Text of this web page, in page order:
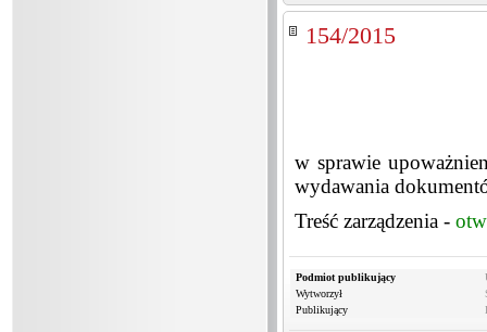
154/2015
w sprawie
wydawania
Treść zarządzenia -
Podmiot publikujący
Wytworzył
Publikujący